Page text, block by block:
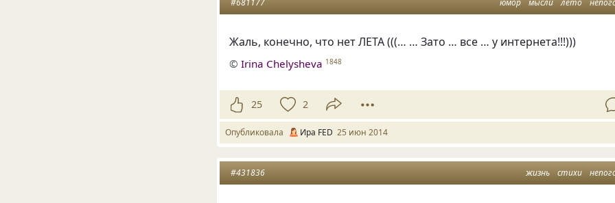
Жаль, конечно, что нет ЛЕТА(((… … Зато … все … у интернета!!!)))
©Irina Chelysheva 1848
25 2
Опубликовала Ира FED 25 июн 2014
жизнь стихи
#431836